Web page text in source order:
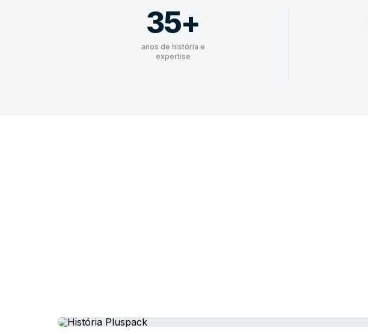
35+
anos de história e
expertise